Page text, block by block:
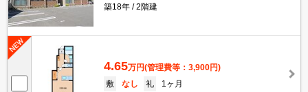
築18年
2階建
4.65万円(管理費等：3,900円)
敷
なし 礼 1ヶ月